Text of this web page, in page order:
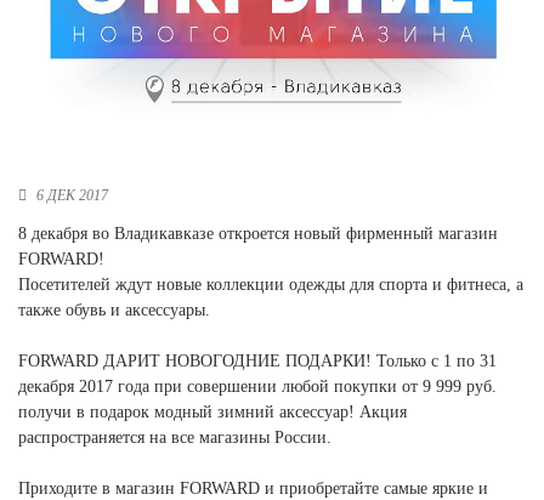
Новосибирская область (3)
Омская область (5)
Ростовская область (2)
Самарская область (1)
Санкт-Петербург и ЛО (3)
Саратовская область (1)
Свердловская область (5)
Смоленская область (1)
Ставропольский край (5)
Тюменская область (3)
6 ДЕК 2017
8 декабря во Владикавказе откроется новый фирменный магазин
FORWARD!
Посетителей ждут новые коллекции одежды для спорта и фитнеса, а
также обувь и аксессуары.
FORWARD ДАРИТ НОВОГОДНИЕ ПОДАРКИ! Только с 1 по 31
декабря 2017 года при совершении любой покупки от 9 999 руб.
получи в подарок модный зимний аксессуар! Акция
распространяется на все магазины России.
Приходите в магазин FORWARD и приобретайте самые яркие и